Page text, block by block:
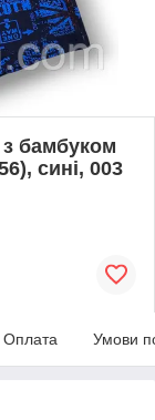
з бамбуком
сині, 003
Оплата Умови